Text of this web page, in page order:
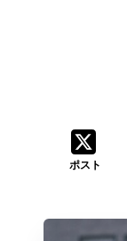
ポスト